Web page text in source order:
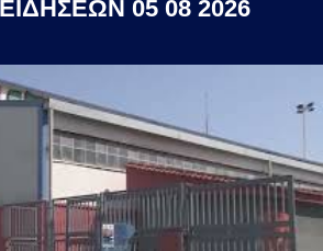
05 08 2026